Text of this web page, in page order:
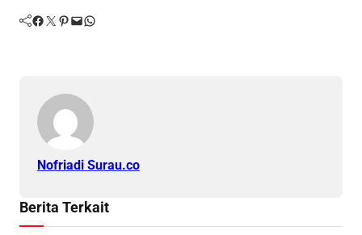
Facebook Twitter Pinterest Mail WhatsApp
Nofriadi Surau.co
Berita Terkait